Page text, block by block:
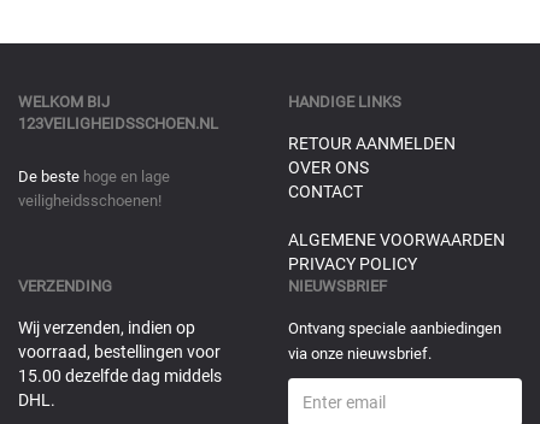
WELKOM BIJ
123VEILIGHEIDSSCHOEN.NL
De beste hoge en lage
veiligheidsschoenen!
HANDIGE LINKS
RETOUR AANMELDEN
OVER ONS
CONTACT
ALGEMENE VOORWAARDEN
PRIVACY POLICY
VERZENDING
Wij verzenden, indien op
voorraad, bestellingen voor
15.00 dezelfde dag middels
DHL.
NIEUWSBRIEF
Ontvang speciale aanbiedingen
via onze nieuwsbrief.